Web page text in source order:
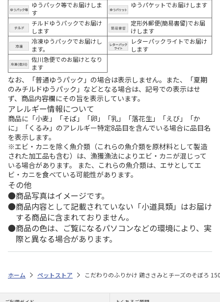
ゆうパック等でお届けしま
す
ゆうパケットでお届けします
チルドゆうパックでお届け
します
定形外郵便(簡易書留)でお届
けします
冷凍ゆうパックでお届けし
ます。
レターパックライトでお届け
します
佐川急便でのお届けとなり
ます
なお、「普通ゆうパック」の場合は表示しません。また、「夏期
のみチルドゆうパック」などとなる場合は、記号での表示はせ
ず、商品内容欄にその旨を表示しています。
アレルギー情報について
商品に「小麦」「そば」「卵」「乳」「落花生」「えび」「か
に」「くるみ」のアレルギー特定8品目を含んでいる場合に品目名
を表示します。
※エビ・カニを除く魚介類（これらの魚介類を原材料として製造
された加工品も含む）は、漁獲漁法によりエビ・カニが混じって
いる場合があります。 また、これらの魚介類は、エサとしてエ
ビ・カニを食べている可能性があります。
その他
商品写真はイメージです。
商品内容として記載されていない「小道具類」はお届け
する商品に含まれておりません。
商品の色は、ご覧になるパソコンなどの環境により、実
際と異なる場合があります。
ホーム ペットストア こだわりのふりかけ 鶏ささみとチーズのそぼろ